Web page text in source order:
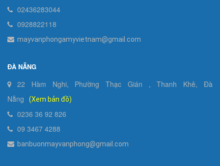
02436283044
0928822118
mayvanphongamyvietnam@gmail.com
ĐÀ NẴNG
22 Hàm Nghi, Phường Thạc Gián , Thanh Khê, Đà
Nẵng
(Xem bản đồ)
0236 36 92 826
09 3467 4288
banbuonmayvanphong@gmail.com